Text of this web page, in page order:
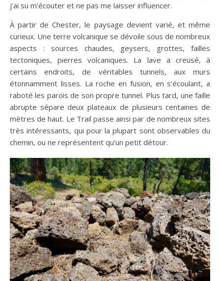
j’ai su m’écouter et ne pas me laisser influencer.
À partir de Chester, le paysage devient varié, et même
curieux. Une terre volcanique se dévoile sous de nombreux
aspects : sources chaudes, geysers, grottes, failles
tectoniques, pierres volcaniques. La lave a creusé, à
certains endroits, de véritables tunnels, aux murs
étonnamment lisses. La roche en fusion, en s’écoulant, a
raboté les parois de son propre tunnel. Plus tard, une faille
abrupte sépare deux plateaux de plusieurs centaines de
mètres de haut. Le Trail passe ainsi par de nombreux sites
très intéressants, qui pour la plupart sont observables du
chemin, ou ne représentent qu’un petit détour.